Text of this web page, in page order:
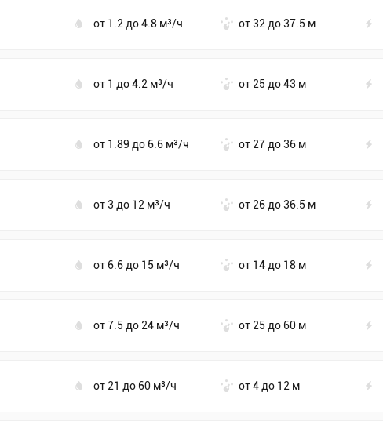
от 1.2 до 4.8 м³/ч от 32 до 37.5 м
от 1 до 4.2 м³/ч от 25 до 43 м
от 1.89 до 6.6 м³/ч от 27 до 36 м
от 3 до 12 м³/ч от 26 до 36.5 м
от 6.6 до 15 м³/ч от 14 до 18 м
от 7.5 до 24 м³/ч от 25 до 60 м
от 21 до 60 м³/ч от 4 до 12 м